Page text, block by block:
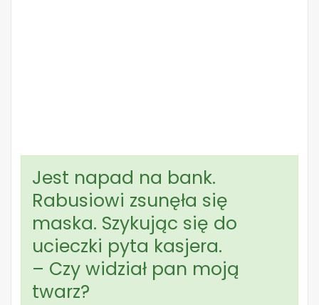
Jest napad na bank.
Rabusiowi zsunęła się
maska. Szykując się do
ucieczki pyta kasjera.
– Czy widział pan moją
twarz?